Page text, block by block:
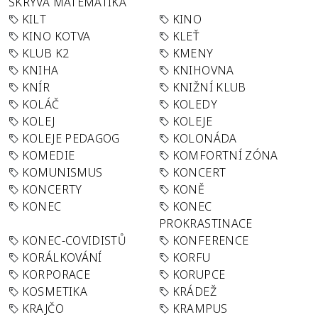
KILT
KINO
KINO KOTVA
KLEŤ
KLUB K2
KMENY
KNIHA
KNIHOVNA
KNÍR
KNIŽNÍ KLUB
KOLÁČ
KOLEDY
KOLEJ
KOLEJE
KOLEJE PEDAGOG
KOLONÁDA
KOMEDIE
KOMFORTNÍ ZÓNA
KOMUNISMUS
KONCERT
KONCERTY
KONĚ
KONEC
KONEC
PROKRASTINACE
KONEC-COVIDISTŮ
KONFERENCE
KORÁLKOVÁNÍ
KORFU
KORPORACE
KORUPCE
KOSMETIKA
KRÁDEŽ
KRAJČO
KRAMPUS